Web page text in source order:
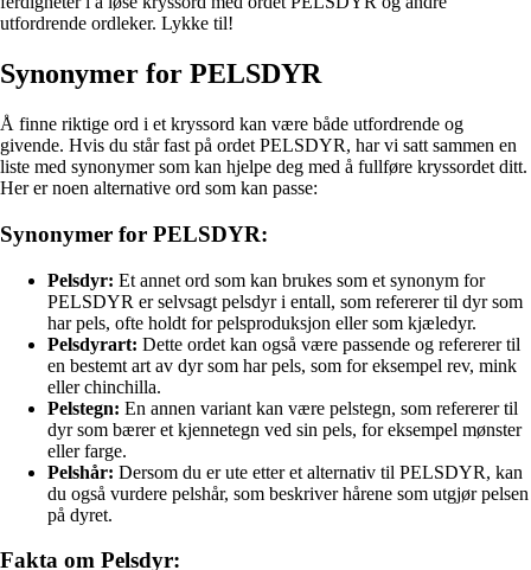
utfordrende ordleker. Lykke til!
Synonymer for PELSDYR
Å finne riktige ord i et kryssord kan være både utfordrende og
givende. Hvis du står fast på ordet PELSDYR, har vi satt sammen en
liste med synonymer som kan hjelpe deg med å fullføre kryssordet ditt.
Her er noen alternative ord som kan passe:
Synonymer for PELSDYR:
Pelsdyr: Et annet ord som kan brukes som et synonym for
PELSDYR er selvsagt pelsdyr i entall, som refererer til dyr som
har pels, ofte holdt for pelsproduksjon eller som kjæledyr.
Pelsdyrart: Dette ordet kan også være passende og refererer til
en bestemt art av dyr som har pels, som for eksempel rev, mink
eller chinchilla.
Pelstegn: En annen variant kan være pelstegn, som refererer til
dyr som bærer et kjennetegn ved sin pels, for eksempel mønster
eller farge.
Pelshår: Dersom du er ute etter et alternativ til PELSDYR, kan
du også vurdere pelshår, som beskriver hårene som utgjør pelsen
på dyret.
Fakta om Pelsdyr: